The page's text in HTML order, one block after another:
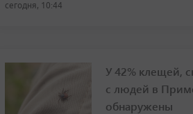
сегодня, 10:44
У 42% клещей,
с людей в
обнаружены